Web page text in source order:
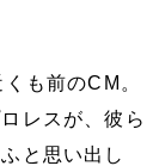
も前のCM。
レスが、彼ら
と思い出し